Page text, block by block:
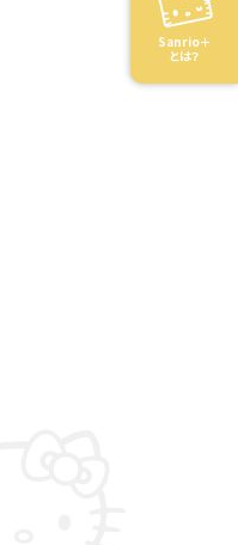
Sanrio＋
とは？